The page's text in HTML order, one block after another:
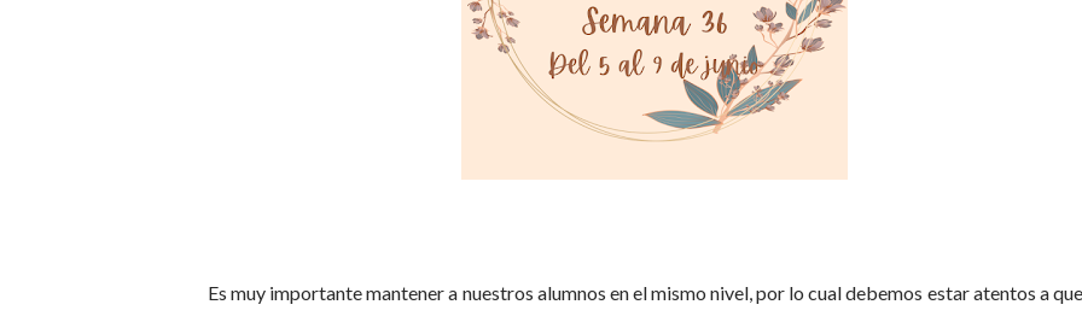
Es muy importante mantener a nuestros alumnos en el mismo nivel, por lo cual debemos estar atentos a